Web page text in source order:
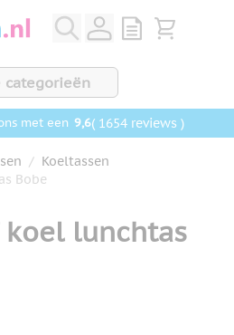
View quote,
Bekijk
categorieën
met een 9,6( 1654 reviews )
/ Koeltassen
Bobe
koel lunchtas